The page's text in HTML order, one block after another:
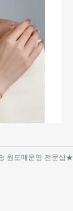
원도매운영 전문샵★